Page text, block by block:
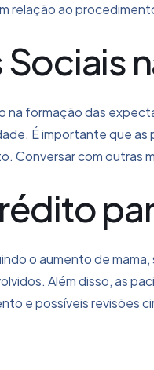
relação ao
formação das
É importante que
Conversar com outras
o aumento de
Além disso, as
e possíveis revisões